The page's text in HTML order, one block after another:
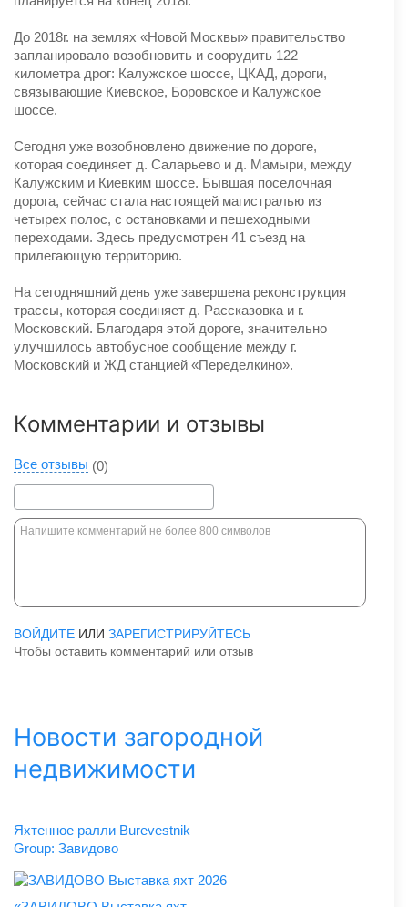
До 2018г. на землях «Новой Москвы» правительство
запланировало возобновить и соорудить 122
километра дрог: Калужское шоссе, ЦКАД, дороги,
связывающие Киевское, Боровское и Калужское
шоссе.
Сегодня уже возобновлено движение по дороге,
которая соединяет д. Саларьево и д. Мамыри, между
Калужским и Киевким шоссе. Бывшая поселочная
дорога, сейчас стала настоящей магистралью из
четырех полос, с остановками и пешеходными
переходами. Здесь предусмотрен 41 съезд на
прилегающую территорию.
На сегодняшний день уже завершена реконструкция
трассы, которая соединяет д. Рассказовка и г.
Московский. Благодаря этой дороге, значительно
улучшилось автобусное сообщение между г.
Московский и ЖД станцией «Переделкино».
Комментарии и отзывы
Все отзывы (0)
ВОЙДИТЕ ИЛИ ЗАРЕГИСТРИРУЙТЕСЬ
Чтобы оставить комментарий или отзыв
Новости загородной
недвижимости
Яхтенное ралли Burevestnik
Group: Завидово